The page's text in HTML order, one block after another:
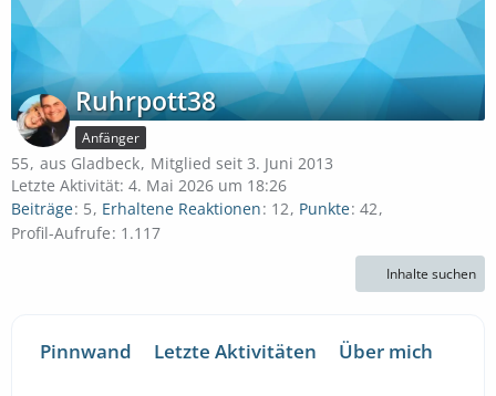
Ruhrpott38
Anfänger
55 aus Gladbeck Mitglied seit 3. Juni 2013
Letzte Aktivität: 4. Mai 2026 um 18:26
Beiträge 5 Erhaltene Reaktionen 12 Punkte 42
Profil-Aufrufe 1.117
Inhalte suchen
Pinnwand Letzte Aktivitäten Über mich